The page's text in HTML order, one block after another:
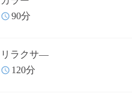
90分
リラクサ―
120分